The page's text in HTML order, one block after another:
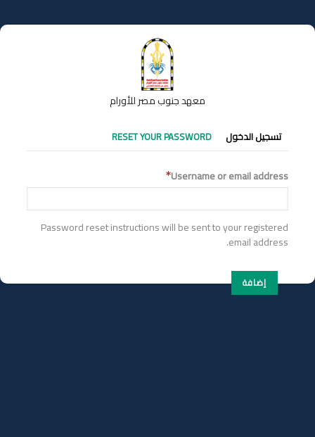
إلى
المحتوى
معهد جنوب مصر للأورام
التبويبات
الأساسية
تسجيل الدخول RESET YOUR PASSWORD
Username or email address
Password reset instructions will be sent to your registered
email address.